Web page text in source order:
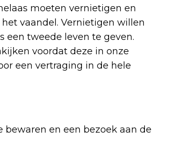
moeten vernietigen en
vaandel. Vernietigen willen
een tweede leven te geven.
voordat deze in onze
een vertraging in de hele
en een bezoek aan de